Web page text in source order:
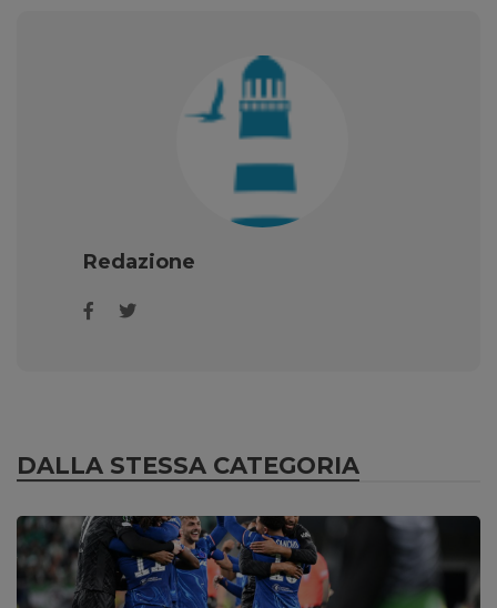
Redazione
DALLA STESSA CATEGORIA